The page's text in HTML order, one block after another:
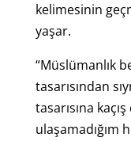
kelimesinin
yaşar.
“Müslümanlık
tasarısından
tasarısına
ulaşamadığım